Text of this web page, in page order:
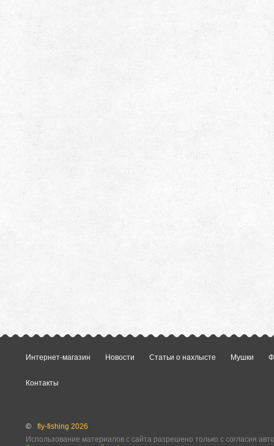
Интернет-магазин Новости Статьи о нахлысте Мушки
Контакты
©
fly-fishing 2026
Использование материалов с сайта разрешено только с согласия